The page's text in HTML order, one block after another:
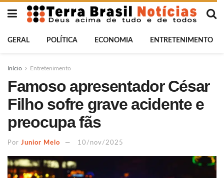
GERAL POLÍTICA ECONOMIA ENTRETENIMENTO
Início Entretenimento
Famoso apresentador César
Filho sofre grave acidente e
preocupa fãs
Por Junior Melo 10/nov/2025